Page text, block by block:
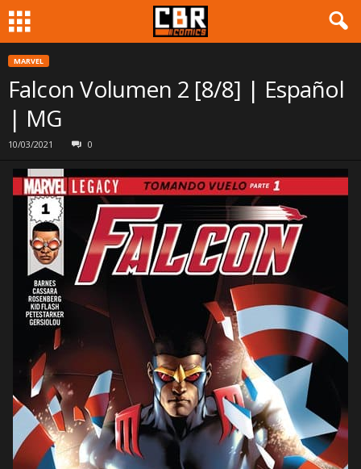
MARVEL
Falcon Volumen 2 [8/8] | Español
| MG
10/03/2021 0